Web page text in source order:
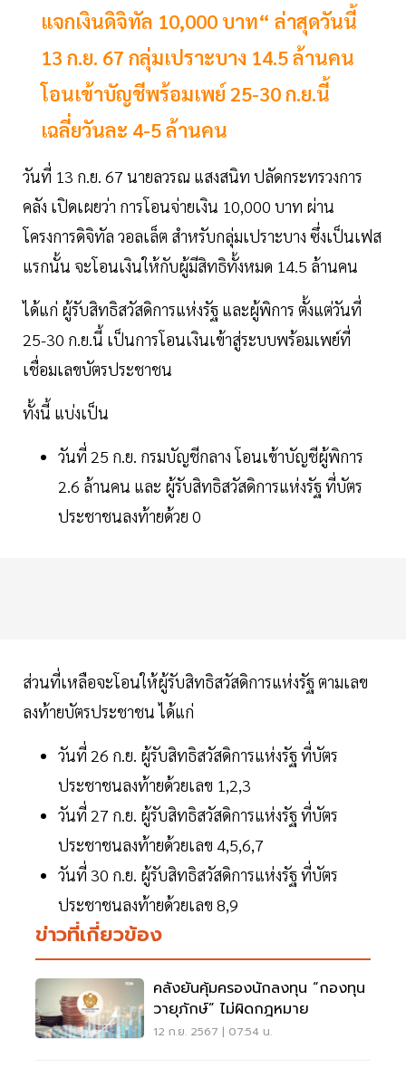
แจกเงินดิจิทัล 10,000 บาท“ ล่าสุดวันนี้
13 ก.ย. 67 กลุ่มเปราะบาง 14.5 ล้านคน
โอนเข้าบัญชีพร้อมเพย์ 25-30 ก.ย.นี้
เฉลี่ยวันละ 4-5 ล้านคน
วันที่ 13 ก.ย. 67 นายลวรณ แสงสนิท ปลัดกระทรวงการ
คลัง เปิดเผยว่า การโอนจ่ายเงิน 10,000 บาท ผ่าน
โครงการดิจิทัล วอลเล็ต สำหรับกลุ่มเปราะบาง ซึ่งเป็นเฟส
แรกนั้น จะโอนเงินให้กับผู้มีสิทธิทั้งหมด 14.5 ล้านคน
ได้แก่ ผู้รับสิทธิสวัสดิการแห่งรัฐ และผู้พิการ ตั้งแต่วันที่
25-30 ก.ย.นี้ เป็นการโอนเงินเข้าสู่ระบบพร้อมเพย์ที่
เชื่อมเลขบัตรประชาชน
ทั้งนี้ แบ่งเป็น
วันที่ 25 ก.ย. กรมบัญชีกลาง โอนเข้าบัญชีผู้พิการ
2.6 ล้านคน และ ผู้รับสิทธิสวัสดิการแห่งรัฐ ที่บัตร
ประชาชนลงท้ายด้วย 0
ส่วนที่เหลือจะโอนให้ผู้รับสิทธิสวัสดิการแห่งรัฐ ตามเลข
ลงท้ายบัตรประชาชน ได้แก่
วันที่ 26 ก.ย. ผู้รับสิทธิสวัสดิการแห่งรัฐ ที่บัตร
ประชาชนลงท้ายด้วยเลข 1,2,3
วันที่ 27 ก.ย. ผู้รับสิทธิสวัสดิการแห่งรัฐ ที่บัตร
ประชาชนลงท้ายด้วยเลข 4,5,6,7
วันที่ 30 ก.ย. ผู้รับสิทธิสวัสดิการแห่งรัฐ ที่บัตร
ประชาชนลงท้ายด้วยเลข 8,9
ข่าวที่เกี่ยวข้อง
คลังยันคุ้มครองนักลงทุน “กองทุน
วายุภักษ์” ไม่ผิดกฎหมาย
12 ก.ย. 2567 | 07:54 น.